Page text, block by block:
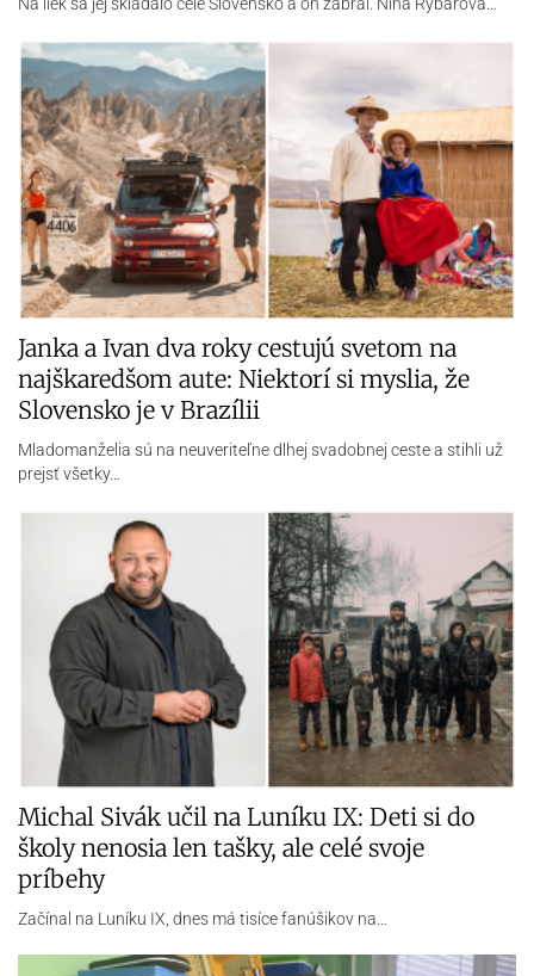
Na liek sa jej skladalo celé Slovensko a on zabral. Nina Rybárová…
Janka a Ivan dva roky cestujú svetom na
najškaredšom aute: Niektorí si myslia, že
Slovensko je v Brazílii
Mladomanželia sú na neuveriteľne dlhej svadobnej ceste a stihli už
prejsť všetky…
Michal Sivák učil na Luníku IX: Deti si do
školy nenosia len tašky, ale celé svoje
príbehy
Začínal na Luníku IX, dnes má tisíce fanúšikov na…